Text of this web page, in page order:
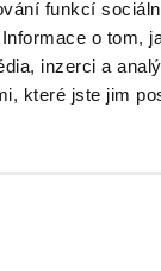
funkcí
o tom,
inzerci a
které jste jim